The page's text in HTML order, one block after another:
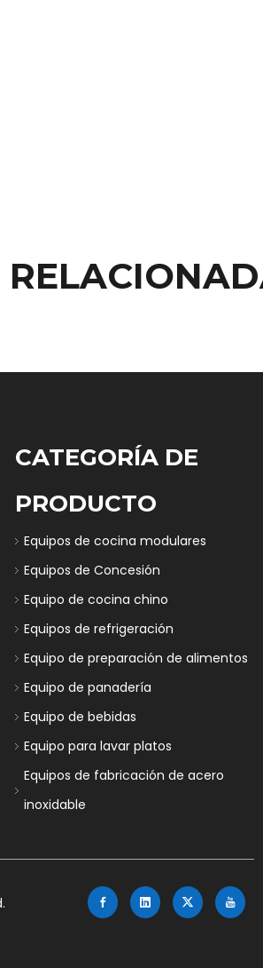
CATEGORÍA DE
PRODUCTO
Equipos de cocina modulares
Equipos de Concesión
Equipo de cocina chino
Equipos de refrigeración
Equipo de preparación de alimentos
Equipo de panadería
Equipo de bebidas
Equipo para lavar platos
Equipos de fabricación de acero
inoxidable